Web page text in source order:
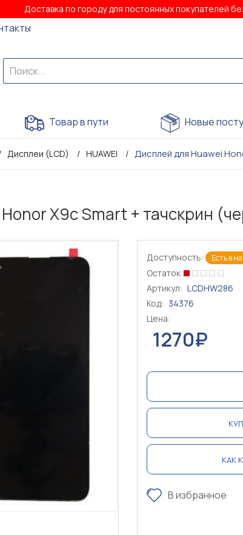
Доставка по городу для постоянных покупателей
Товар в пути Новые
Дисплеи (LCD) HUAWEI Дисплей для Huawei
X9c Smart + тачскрин
Доступность: Есть в
Остаток
Артикул: LCDHW286
Код: 34376
Цена:
1270₽
КАК
В избранное